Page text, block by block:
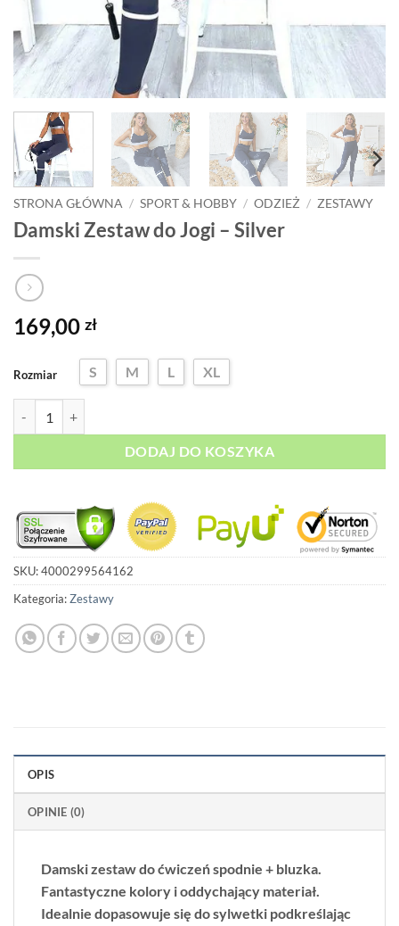
STRONA GŁÓWNA / SPORT & HOBBY / ODZIEŻ / ZESTAWY
Damski Zestaw do Jogi – Silver
169,00 zł
Rozmiar S M L XL
DODAJ DO KOSZYKA
SKU:4000299564162
Kategoria:Zestawy
OPIS
OPINIE (0)
Damski zestaw do ćwiczeń spodnie + bluzka.
Fantastyczne kolory i oddychający materiał.
Idealnie dopasowuje się do sylwetki podkreślając